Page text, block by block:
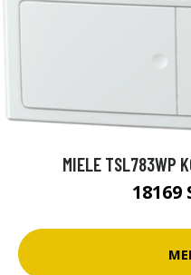
MIELE TSL783WP
18169